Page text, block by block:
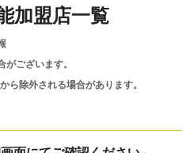
加盟店一覧
ございます。
除外される場合があります。